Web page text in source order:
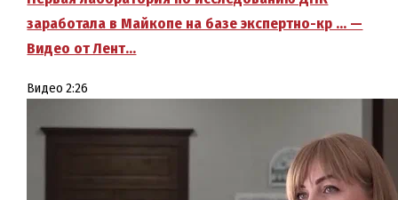
заработала в Майкопе на базе экспертно-кр … —
Видео от Лент…
Видео 2:26